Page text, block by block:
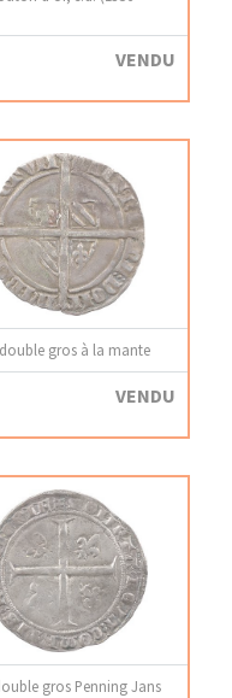
VENDU
gros à la mante
VENDU
gros Penning Jans